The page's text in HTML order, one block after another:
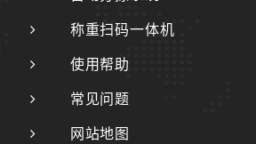
称重扫码一体机
使用帮助
常见问题
网站地图